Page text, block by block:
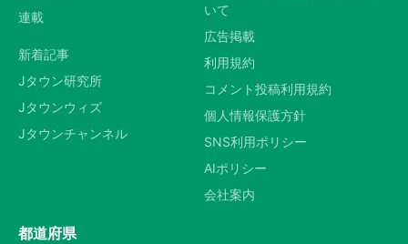
連載
新着記事
Jタウン研究所
Jタウンウィズ
Jタウンチャンネル
いて
広告掲載
利用規約
コメント投稿利用規約
個人情報保護方針
SNS利用ポリシー
AIポリシー
会社案内
都道府県